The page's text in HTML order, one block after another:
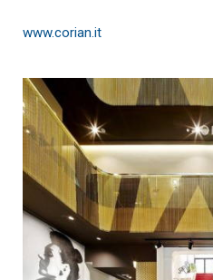
www.corian.it